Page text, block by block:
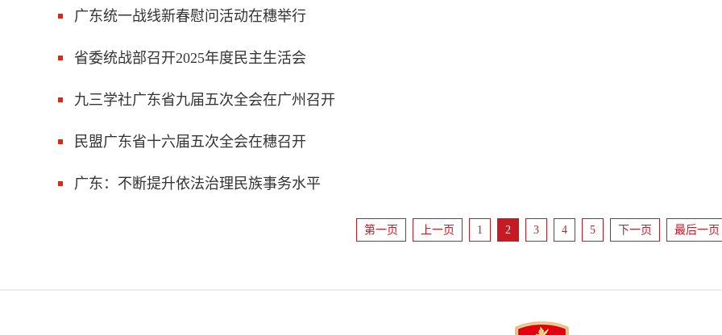
广东统一战线新春慰问活动在穗举行
省委统战部召开2025年度民主生活会
九三学社广东省九届五次全会在广州召开
民盟广东省十六届五次全会在穗召开
广东：不断提升依法治理民族事务水平
第一页 上一页 1 2 3 4 5 下一页 最后一页